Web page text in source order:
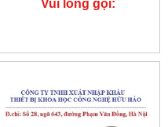
Vui lòng gọi: